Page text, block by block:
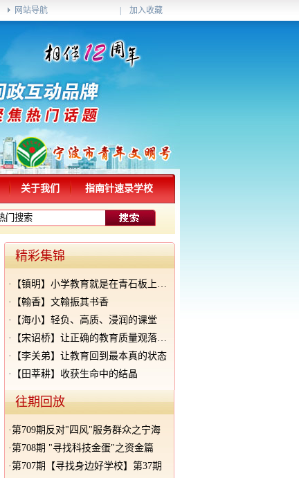
网站导航 加入收藏
关于我们 指南针速录学校
精彩集锦
·
【镇明】小学教育就是在青石板上做雕刻
·
【翰香】文翰振其书香
·
【海小】轻负、高质、浸润的课堂
·
【宋诏桥】让正确的教育质量观落到实处
·
【李关弟】让教育回到最本真的状态
·
【田莘耕】收获生命中的结晶
往期回放
·第709期反对"四风"服务群众之宁海
·第708期 "寻找科技金蛋"之资金篇
·第707期【寻找身边好学校】第37期